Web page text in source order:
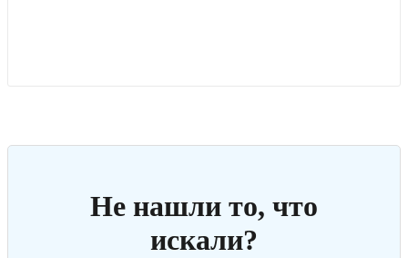
Не нашли то, что
искали?